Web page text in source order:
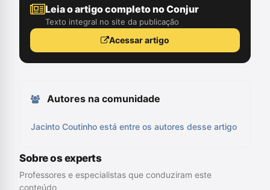
Leia o artigo completo no Conjur
Texto integral no site da publicação
Acessar artigo
Autores na comunidade
Jacinto Coutinho está entre os autores desse artigo
Sobre os experts
Professores e especialistas que conduziram este
conteúdo